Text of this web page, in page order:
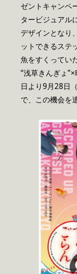
ゼントキャンペ
タービジュアル
デザインとなり
ットできるステ
魚をすくってい
“浅草きんぎょ
日より9月28日
で、この機会を